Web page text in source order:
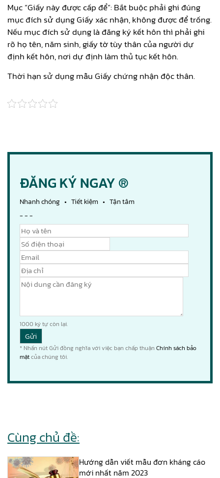
Mục “Giấy này được cấp để”: Bắt buộc phải ghi đúng
mục đích sử dụng Giấy xác nhận, không được để trống.
Nếu mục đích sử dụng là đăng ký kết hôn thì phải ghi
rõ họ tên, năm sinh, giấy tờ tùy thân của người dự
định kết hôn, nơi dự định làm thủ tục kết hôn.
Thời hạn sử dụng mẫu Giấy chứng nhận độc thân.
ĐĂNG KÝ NGAY ®
Nhanh chóng • Tiết kiệm • Tận tâm
- - -
1000 ký tự còn lại.
* Nhấn nút Gửi đồng nghĩa với việc bạn chấp thuận Chính sách bảo
mậtcủa chúng tôi.
Cùng chủ đề:
Hướng dẫn viết mẫu đơn kháng cáo
mới nhất năm 2023